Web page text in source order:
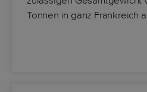
Tonnen in ganz Frankreich